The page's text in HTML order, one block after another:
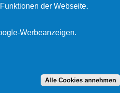
der Webseite.
Werbeanzeigen.
Alle Cookies annehmen